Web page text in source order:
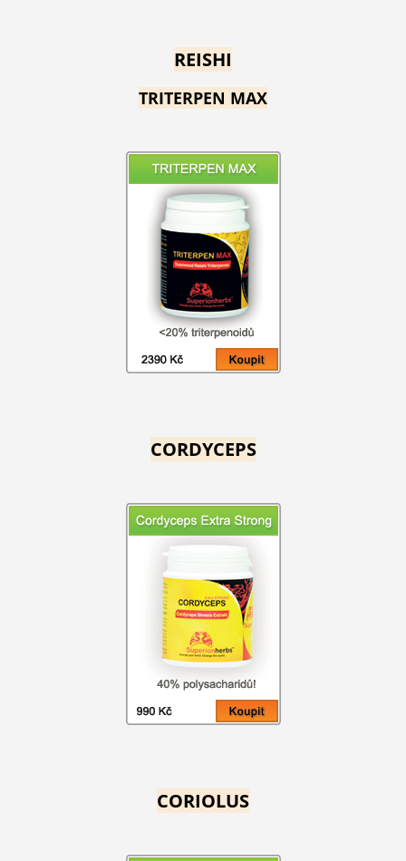
REISHI
TRITERPEN MAX
CORDYCEPS
CORIOLUS